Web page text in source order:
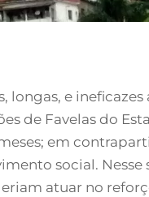
longas, e
de Favelas do
em
social.
atuar no